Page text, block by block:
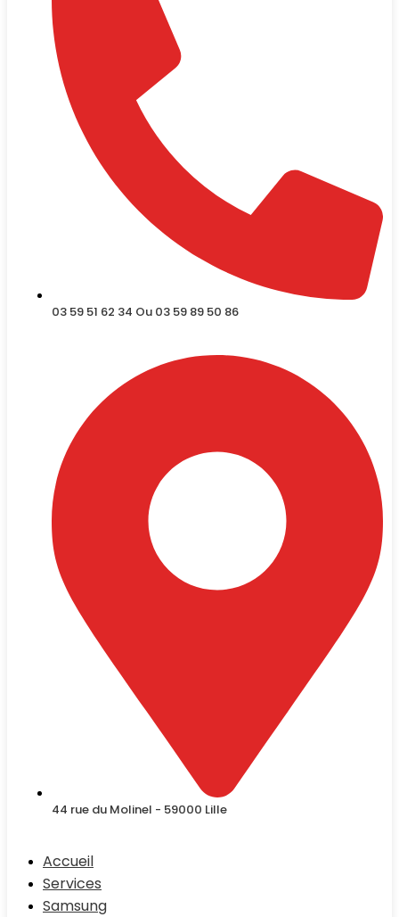
03 59 51 62 34 Ou 03 59 89 50 86
44 rue du Molinel - 59000 Lille
Accueil
Services
Samsung